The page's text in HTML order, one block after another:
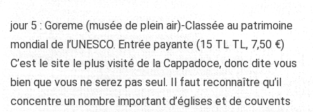
jour 5 : Goreme (musée de plein air)-Classée au patrimoine
mondial de l’UNESCO. Entrée payante (15 TL TL, 7,50 €)
C’est le site le plus visité de la Cappadoce, donc dite vous
bien que vous ne serez pas seul. Il faut reconnaître qu’il
concentre un nombre important d’églises et de couvents